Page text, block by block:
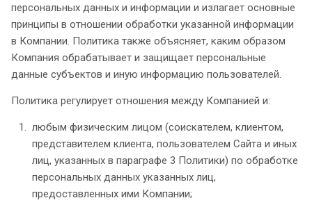
персональных данных и информации и излагает основные
принципы в отношении обработки указанной информации
в Компании. Политика также объясняет, каким образом
Компания обрабатывает и защищает персональные
данные субъектов и иную информацию пользователей.
Политика регулирует отношения между Компанией и:
любым физическим лицом (соискателем, клиентом,
представителем клиента, пользователем Сайта и иных
лиц, указанных в параграфе 3 Политики) по обработке
персональных данных указанных лиц,
предоставленных ими Компании;